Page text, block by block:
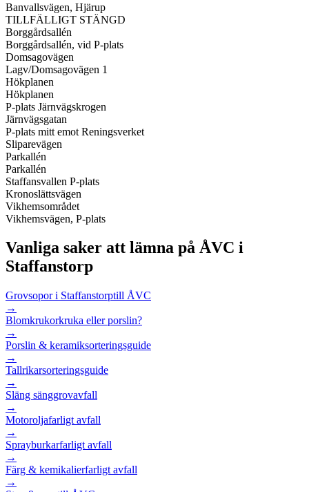
Banvallsvägen, Hjärup
TILLFÄLLIGT STÄNGD
Borggårdsallén
Borggårdsallén, vid P-plats
Domsagovägen
Lagv/Domsagovägen 1
Hökplanen
Hökplanen
P-plats Järnvägskrogen
Järnvägsgatan
P-plats mitt emot Reningsverket
Sliparevägen
Parkallén
Parkallén
Staffansvallen P-plats
Kronoslättsvägen
Vikhemsområdet
Vikhemsvägen, P-plats
Vanliga saker att lämna på ÅVC i
Staffanstorp
Grovsopor i Staffanstorptill ÅVC
→
Blomkrukorkruka eller porslin?
→
Porslin & keramiksorteringsguide
→
Tallrikarsorteringsguide
→
Släng sänggrovavfall
→
Motoroljafarligt avfall
→
Sprayburkarfarligt avfall
→
Färg & kemikalierfarligt avfall
→